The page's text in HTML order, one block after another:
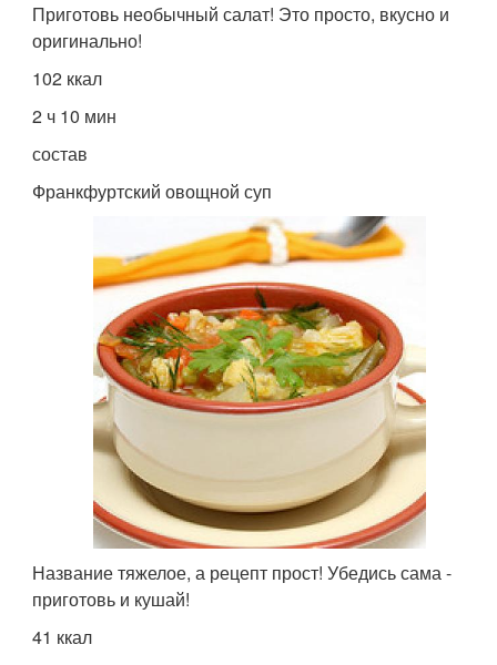
Приготовь необычный салат! Это просто, вкусно и
оригинально!
102 ккал
2 ч 10 мин
состав
Франкфуртский овощной суп
Название тяжелое, а рецепт прост! Убедись сама -
приготовь и кушай!
41 ккал